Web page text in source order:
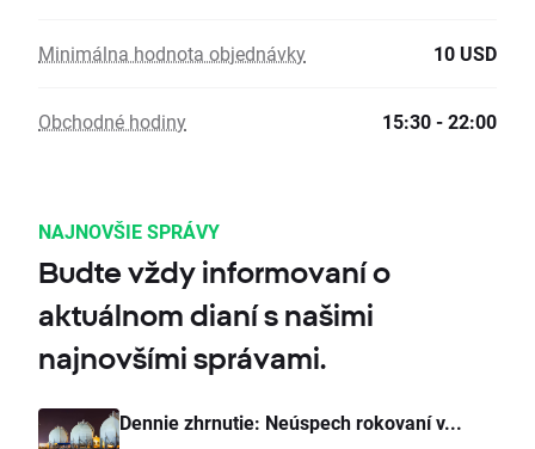
Minimálna hodnota objednávky 10 USD
Obchodné hodiny 15:30 - 22:00
NAJNOVŠIE SPRÁVY
Budte vždy informovaní o
aktuálnom dianí s našimi
najnovšími správami.
Dennie zhrnutie: Neúspech rokovaní v...